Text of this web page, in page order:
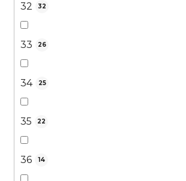
32 32
33 26
34 25
35 22
36 14